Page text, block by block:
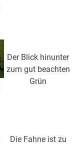
Der Blick hinunter
zum gut beachten
Grün
Die Fahne ist zu